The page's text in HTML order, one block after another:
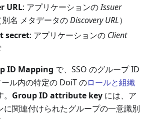
URL: アプリケーションのIssuer
別名 メタデータのDiscovery URL）
secret: アプリケーションの Client
ID Mapping で、SSO のグループ ID
ル内の特定の DoiT のロールと組織
Group ID attribute key には、ア
に関連付けられたグループの一意識別